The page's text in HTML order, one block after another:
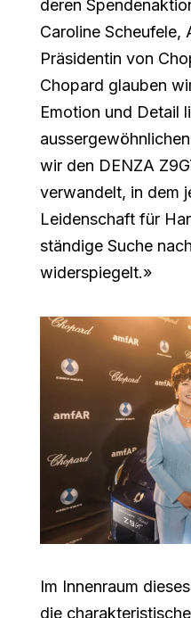
deren
Caroline
Präsidentin von
Chopard glauben
Emotion und Detail
wir den DENZA
verwandelt, in dem
Leidenschaft für
ständige Suche
widerspiegelt.»
Im Innenraum
die